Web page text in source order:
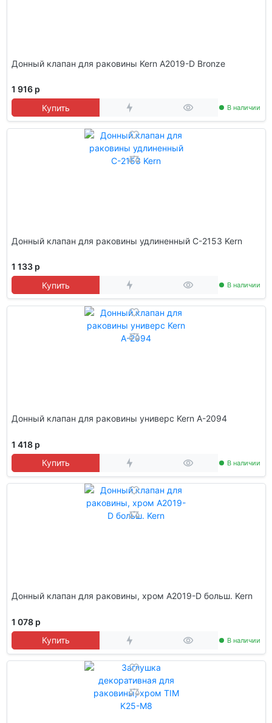
Донный клапан для раковины Kern A2019-D Bronze
1 916 р
Купить
В наличии
Донный клапан для раковины удлиненный C-2153 Kern
1 133 р
Купить
В наличии
Донный клапан для раковины универс Kern A-2094
1 418 р
Купить
В наличии
Донный клапан для раковины, хром A2019-D больш. Kern
1 078 р
Купить
В наличии